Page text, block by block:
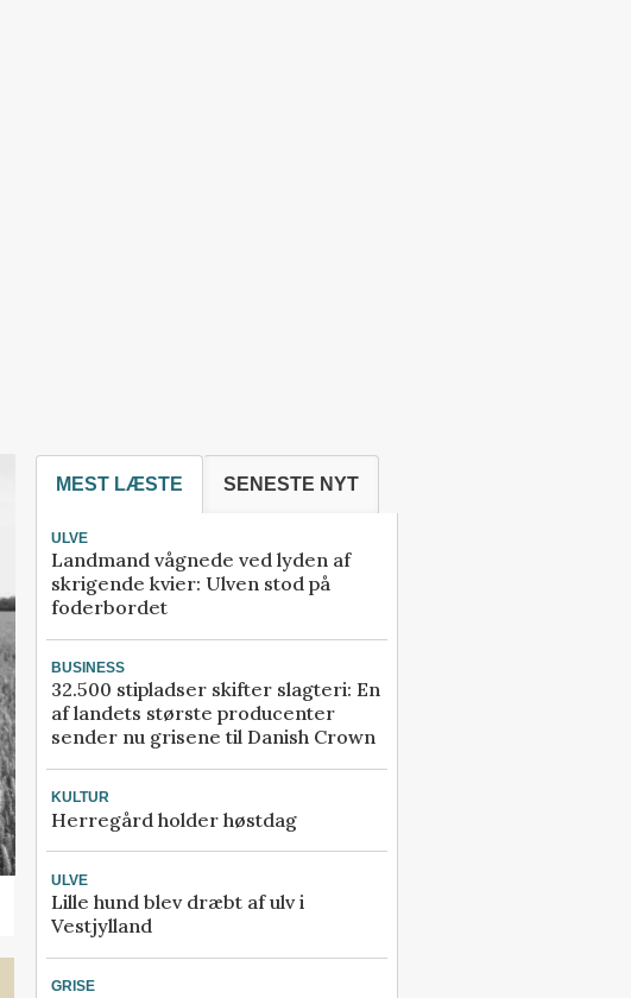
MEST LÆSTE SENESTE NYT
ULVE
Landmand vågnede ved lyden af
skrigende kvier: Ulven stod på
foderbordet
BUSINESS
32.500 stipladser skifter slagteri: En
af landets største producenter
sender nu grisene til Danish Crown
KULTUR
Herregård holder høstdag
ULVE
Lille hund blev dræbt af ulv i
Vestjylland
GRISE